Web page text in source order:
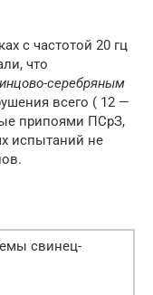
с частотой 20 гц
что
серебряным
всего ( 12 —
припоями ПСрЗ,
испытаний не
свинец-